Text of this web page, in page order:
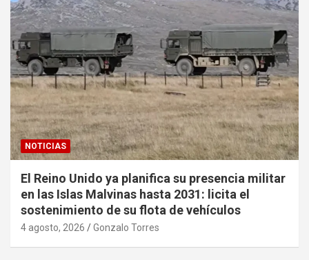
NOTICIAS
El Reino Unido ya planifica su presencia militar
en las Islas Malvinas hasta 2031: licita el
sostenimiento de su flota de vehículos
4 agosto, 2026 Gonzalo Torres